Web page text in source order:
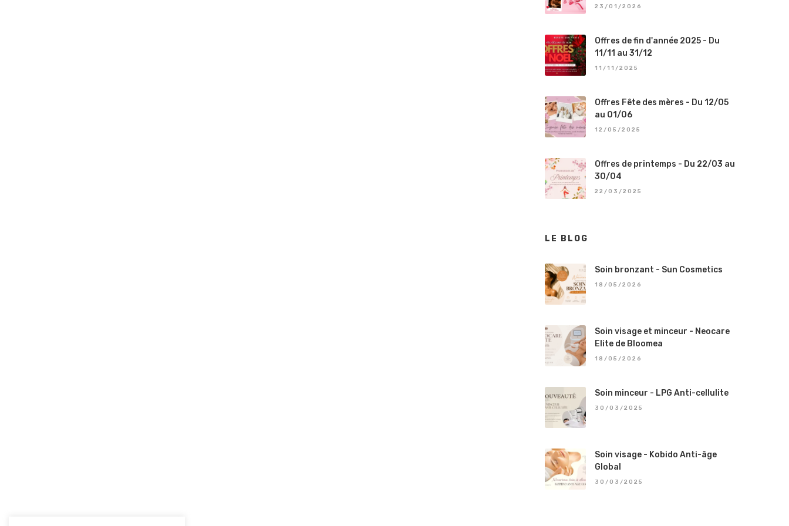
23/01/2026
Offres de fin d'année 2025 - Du
11/11 au 31/12
11/11/2025
Offres Fête des mères - Du 12/05
au 01/06
12/05/2025
Offres de printemps - Du 22/03 au
30/04
22/03/2025
LE BLOG
Soin bronzant - Sun Cosmetics
18/05/2026
Soin visage et minceur - Neocare
Elite de Bloomea
18/05/2026
Soin minceur - LPG Anti-cellulite
30/03/2025
Soin visage - Kobido Anti-âge
Global
30/03/2025